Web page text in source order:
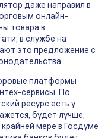
даже направил в
онлайн-
товара в
в службе на
это предложение с
платформы
сервисы. По
ресурс есть у
будет лучше,
мере в Госдуме